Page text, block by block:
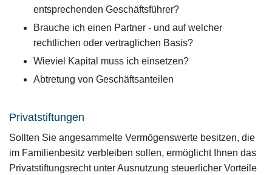
entsprechenden Geschäftsführer?
Brauche ich einen Partner - und auf welcher
rechtlichen oder vertraglichen Basis?
Wieviel Kapital muss ich einsetzen?
Abtretung von Geschäftsanteilen
Privatstiftungen
Sollten Sie angesammelte Vermögenswerte besitzen, die
im Familienbesitz verbleiben sollen, ermöglicht Ihnen das
Privatstiftungsrecht unter Ausnutzung steuerlicher Vorteile